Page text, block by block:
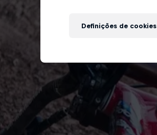
Definições de cookies